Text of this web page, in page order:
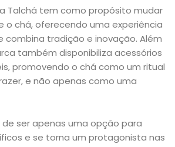
a Talchá tem como propósito mudar
o chá, oferecendo uma experiência
combina tradição e inovação. Além
também disponibiliza acessórios
promovendo o chá como um ritual
e não apenas como uma
de ser apenas uma opção para
e se torna um protagonista nas